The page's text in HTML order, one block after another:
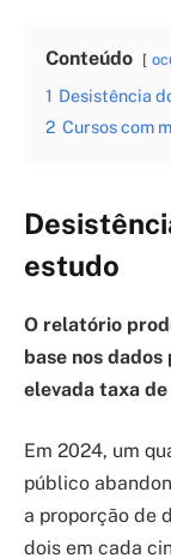
Conteúdo
1 Desistência
2 Cursos com
estudo
O relatório
base nos
elevada taxa
Em 2024, um
público
a proporção de
dois em cada